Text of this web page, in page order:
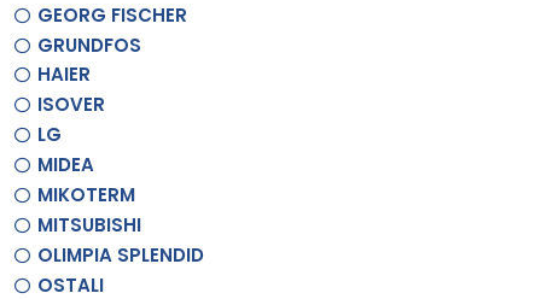
GEORG FISCHER
GRUNDFOS
HAIER
ISOVER
LG
MIDEA
MIKOTERM
MITSUBISHI
OLIMPIA SPLENDID
OSTALI